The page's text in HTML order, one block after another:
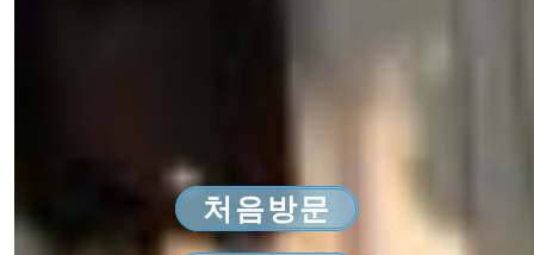
처음방문